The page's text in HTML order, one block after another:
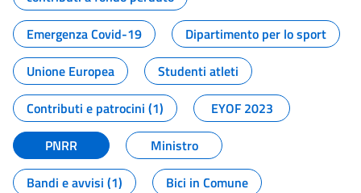
Emergenza Covid-19
Dipartimento per lo sport
Unione Europea
Studenti atleti
Contributi e patrocini (1)
EYOF 2023
PNRR
Ministro
Bandi e avvisi (1)
Bici in Comune